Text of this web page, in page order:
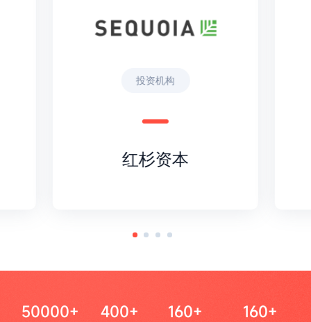
投资机构
红杉资本
50000+ 400+ 160+ 160+